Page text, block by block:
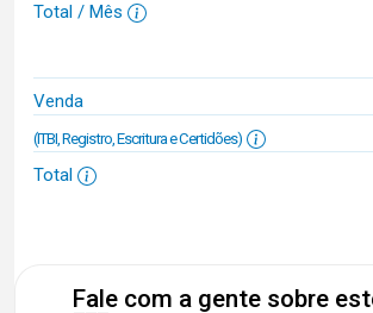
Total / Mês
Venda
(ITBI, Registro, Escritura e Certidões)
Total
Fale com a gente sobre